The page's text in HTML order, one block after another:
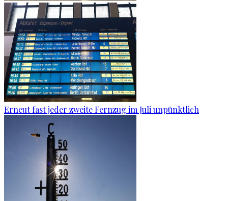
Erneut fast jeder zweite Fernzug im Juli unpünktlich